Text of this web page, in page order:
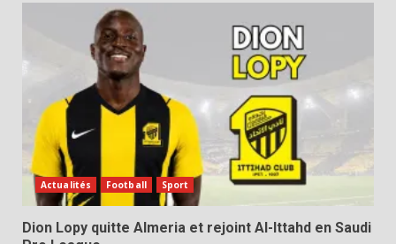
Actualités Football Sport
Dion Lopy quitte Almeria et rejoint Al-Ittahd en Saudi